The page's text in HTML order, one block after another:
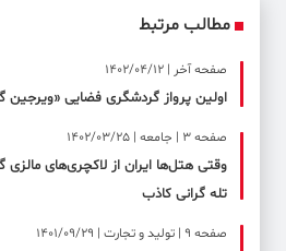
مطالب مرتبط
صفحه آخر | 1402/04/12
اولین پرواز گردشگری فضایی «ویرجین
صفحه ۳ | جامعه | 1402/03/25
وقتی هتل‌ها ایران از لاکچری‌های مالزی
تله گرانی کاذب
صفحه ۹ | تولید و تجارت | 1401/09/29